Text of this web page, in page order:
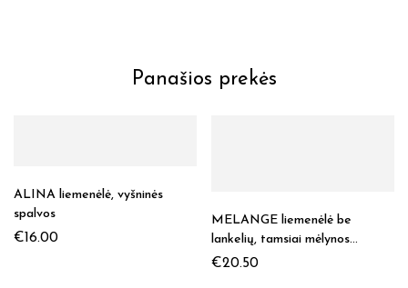
Panašios prekės
ALINA liemenėlė, vyšninės
spalvos
€16.00
MELANGE liemenėlė be
lankelių, tamsiai mėlynos
spalvos
€20.50